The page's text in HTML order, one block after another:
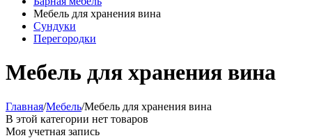
Мебель для хранения вина
Сундуки
Перегородки
Мебель для хранения вина
Главная/Мебель/Мебель для хранения вина
В этой категории нет товаров
Моя учетная запись